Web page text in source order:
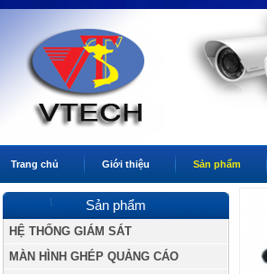
Trang chủ Giới thiệu Sản phẩm
Sản phẩm
HỆ THỐNG GIÁM SÁT
MÀN HÌNH GHÉP QUẢNG CÁO